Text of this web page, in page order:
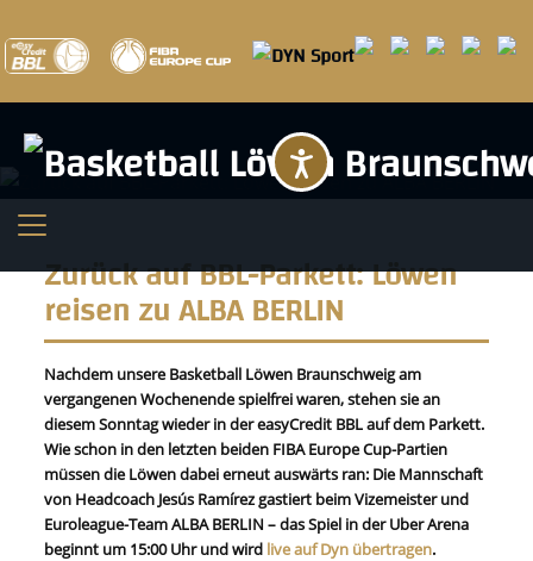
Zurück auf BBL-Parkett: Löwen
reisen zu ALBA BERLIN
Nachdem unsere Basketball Löwen Braunschweig am
vergangenen Wochenende spielfrei waren, stehen sie an
diesem Sonntag wieder in der easyCredit BBL auf dem Parkett.
Wie schon in den letzten beiden FIBA Europe Cup-Partien
müssen die Löwen dabei erneut auswärts ran: Die Mannschaft
von Headcoach Jesús Ramírez gastiert beim Vizemeister und
Euroleague-Team ALBA BERLIN – das Spiel in der Uber Arena
beginnt um 15:00 Uhr und wird live auf Dyn übertragen.